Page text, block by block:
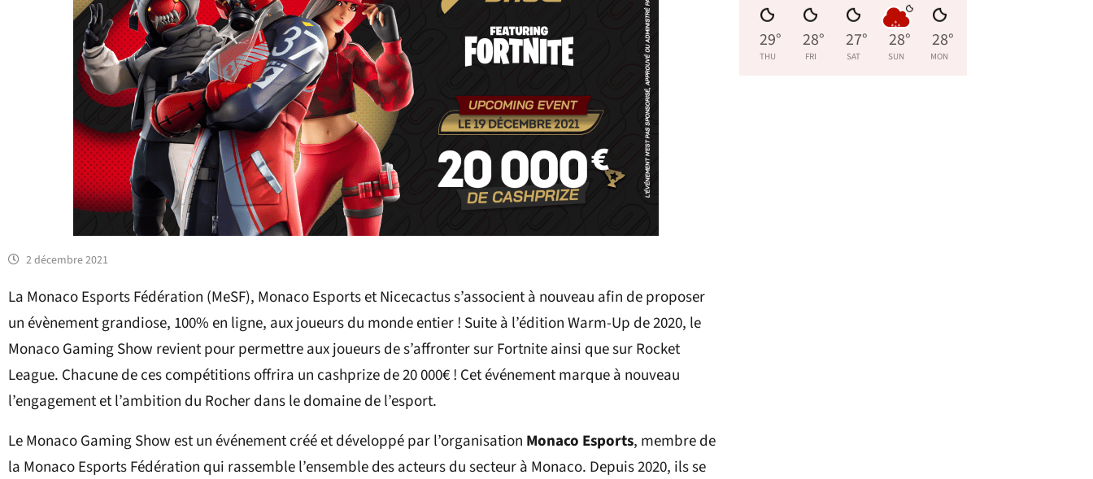
2 décembre 2021
La Monaco Esports Fédération (MeSF), Monaco Esports et Nicecactus s’associent à nouveau afin de proposer
un évènement grandiose, 100% en ligne, aux joueurs du monde entier ! Suite à l’édition Warm-Up de 2020, le
Monaco Gaming Show revient pour permettre aux joueurs de s’affronter sur Fortnite ainsi que sur Rocket
League. Chacune de ces compétitions offrira un cashprize de 20 000€ ! Cet événement marque à nouveau
l’engagement et l’ambition du Rocher dans le domaine de l’esport.
Le Monaco Gaming Show est un événement créé et développé par l’organisation Monaco Esports, membre de
la Monaco Esports Fédération qui rassemble l’ensemble des acteurs du secteur à Monaco. Depuis 2020, ils se
29°
THU
28°
FRI
27°
SAT
28°
SUN
28°
MON